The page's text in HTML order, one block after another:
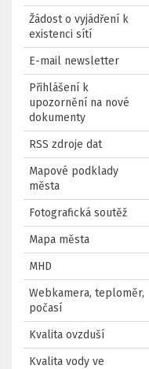
Žádost o vyjádření k
existenci sítí
E-mail newsletter
Přihlášení k
upozornění na nové
dokumenty
RSS zdroje dat
Mapové podklady
města
Fotografická soutěž
Mapa města
MHD
Webkamera, teploměr,
počasí
Kvalita ovzduší
Kvalita vody ve